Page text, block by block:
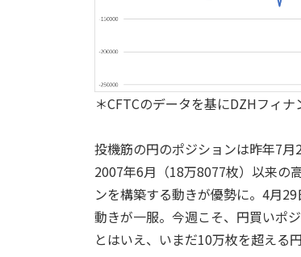
＊CFTCのデータを基にDZHフィ
投機筋の円のポジションは昨年7月
2007年6月（18万8077枚）以来の
ンを構築する動きが優勢に。4月
動きが一服。今週こそ、円買いポ
とはいえ、いまだ10万枚を超える